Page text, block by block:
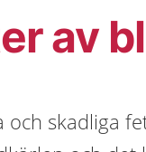
av
och skadliga